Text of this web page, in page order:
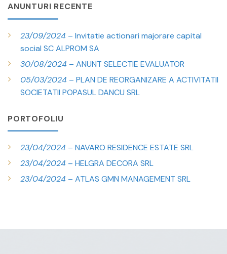
ANUNTURI RECENTE
23/09/2024 – Invitatie actionari majorare capital
social SC ALPROM SA
30/08/2024 – ANUNT SELECTIE EVALUATOR
05/03/2024 – PLAN DE REORGANIZARE A ACTIVITATII
SOCIETATII POPASUL DANCU SRL
PORTOFOLIU
23/04/2024 – NAVARO RESIDENCE ESTATE SRL
23/04/2024 – HELGRA DECORA SRL
23/04/2024 – ATLAS GMN MANAGEMENT SRL